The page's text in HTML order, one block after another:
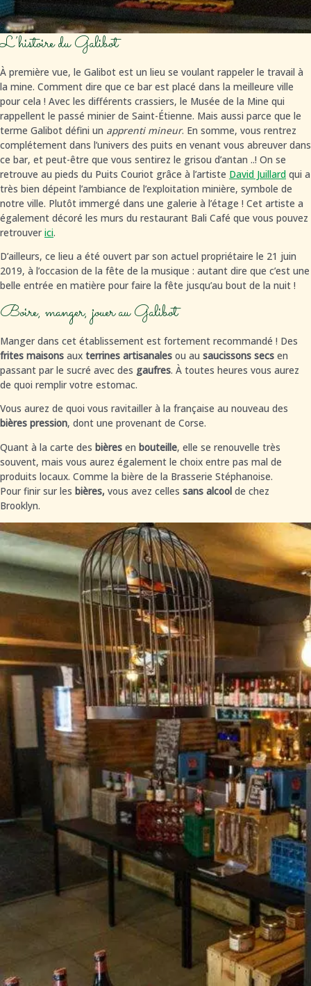
L’histoire du Galibot
À première vue, le Galibot est un lieu se voulant rappeler le travail à
la mine. Comment dire que ce bar est placé dans la meilleure ville
pour cela ! Avec les différents crassiers, le Musée de la Mine qui
rappellent le passé minier de Saint-Étienne. Mais aussi parce que le
terme Galibot défini un apprenti mineur. En somme, vous rentrez
complétement dans l’univers des puits en venant vous abreuver dans
ce bar, et peut-être que vous sentirez le grisou d’antan ..! On se
retrouve au pieds du Puits Couriot grâce à l’artiste David Juillard qui a
très bien dépeint l’ambiance de l’exploitation minière, symbole de
notre ville. Plutôt immergé dans une galerie à l’étage ! Cet artiste a
également décoré les murs du restaurant Bali Café que vous pouvez
retrouver ici.
D’ailleurs, ce lieu a été ouvert par son actuel propriétaire le 21 juin
2019, à l’occasion de la fête de la musique : autant dire que c’est une
belle entrée en matière pour faire la fête jusqu’au bout de la nuit !
Boire, manger, jouer au Galibot
Manger dans cet établissement est fortement recommandé ! Des
frites maisons aux terrines artisanales ou au saucissons secs en
passant par le sucré avec des gaufres. À toutes heures vous aurez
de quoi remplir votre estomac.
Vous aurez de quoi vous ravitailler à la française au nouveau des
bières pression, dont une provenant de Corse.
Quant à la carte des bières en bouteille, elle se renouvelle très
souvent, mais vous aurez également le choix entre pas mal de
produits locaux. Comme la bière de la Brasserie Stéphanoise.
Pour finir sur les bières, vous avez celles sans alcool de chez
Brooklyn.